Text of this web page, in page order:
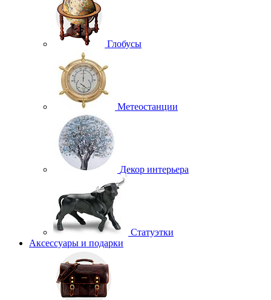
Глобусы
Метеостанции
Декор интерьера
Статуэтки
Аксессуары и подарки